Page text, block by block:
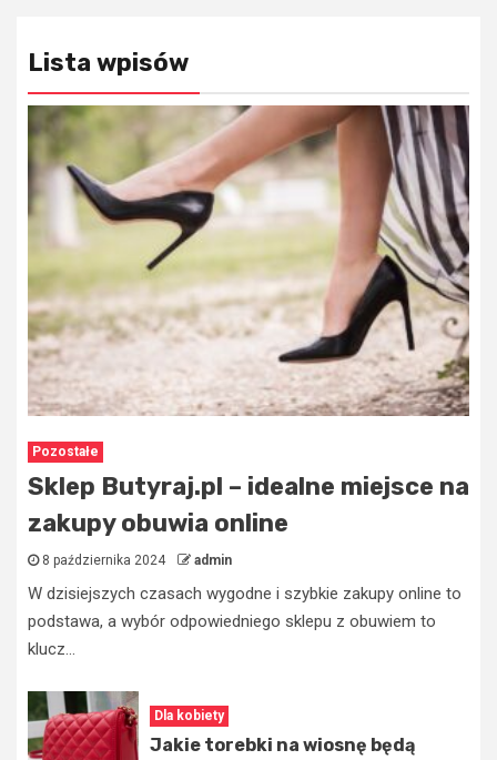
Lista wpisów
Pozostałe
Sklep Butyraj.pl – idealne miejsce na
zakupy obuwia online
8 października 2024 admin
W dzisiejszych czasach wygodne i szybkie zakupy online to
podstawa, a wybór odpowiedniego sklepu z obuwiem to
klucz...
Dla kobiety
Jakie torebki na wiosnę będą